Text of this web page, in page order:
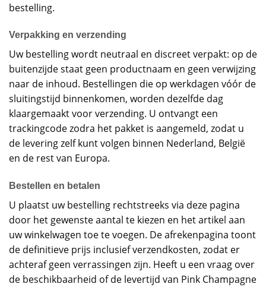
bestelling.
Verpakking en verzending
Uw bestelling wordt neutraal en discreet verpakt: op de
buitenzijde staat geen productnaam en geen verwijzing
naar de inhoud. Bestellingen die op werkdagen vóór de
sluitingstijd binnenkomen, worden dezelfde dag
klaargemaakt voor verzending. U ontvangt een
trackingcode zodra het pakket is aangemeld, zodat u
de levering zelf kunt volgen binnen Nederland, België
en de rest van Europa.
Bestellen en betalen
U plaatst uw bestelling rechtstreeks via deze pagina
door het gewenste aantal te kiezen en het artikel aan
uw winkelwagen toe te voegen. De afrekenpagina toont
de definitieve prijs inclusief verzendkosten, zodat er
achteraf geen verrassingen zijn. Heeft u een vraag over
de beschikbaarheid of de levertijd van Pink Champagne